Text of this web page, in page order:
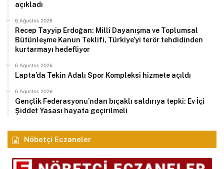
açıkladı
6 Ağustos 2026
Recep Tayyip Erdoğan: Millî Dayanışma ve Toplumsal
Bütünleşme Kanun Teklifi, Türkiye’yi terör tehdidinden
kurtarmayı hedefliyor
6 Ağustos 2026
Lapta’da Tekin Adalı Spor Kompleksi hizmete açıldı
6 Ağustos 2026
Gençlik Federasyonu’ndan bıçaklı saldırıya tepki: Ev İçi
Şiddet Yasası hayata geçirilmeli
Nöbetçi Eczaneler